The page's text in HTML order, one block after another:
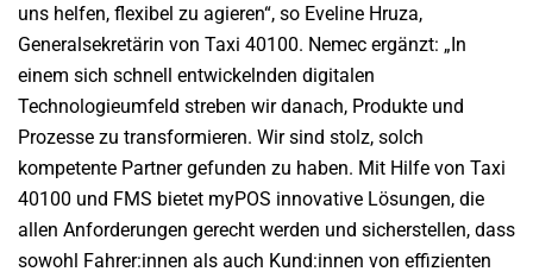
uns helfen, flexibel zu agieren“, so Eveline Hruza,
Generalsekretärin von Taxi 40100. Nemec ergänzt: „In
einem sich schnell entwickelnden digitalen
Technologieumfeld streben wir danach, Produkte und
Prozesse zu transformieren. Wir sind stolz, solch
kompetente Partner gefunden zu haben. Mit Hilfe von Taxi
40100 und FMS bietet myPOS innovative Lösungen, die
allen Anforderungen gerecht werden und sicherstellen, dass
sowohl Fahrer:innen als auch Kund:innen von effizienten